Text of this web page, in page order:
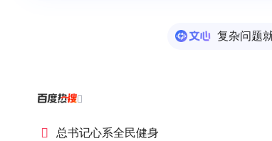
复杂问题

 总书记心系全民健身